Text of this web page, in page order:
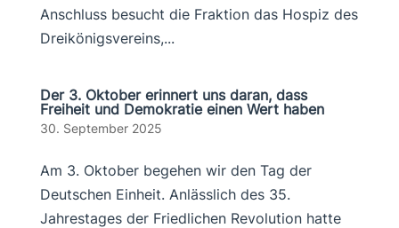
Anschluss besucht die Fraktion das Hospiz des
Dreikönigsvereins,...
Der 3. Oktober erinnert uns daran, dass
Freiheit und Demokratie einen Wert haben
30. September 2025
Am 3. Oktober begehen wir den Tag der
Deutschen Einheit. Anlässlich des 35.
Jahrestages der Friedlichen Revolution hatte